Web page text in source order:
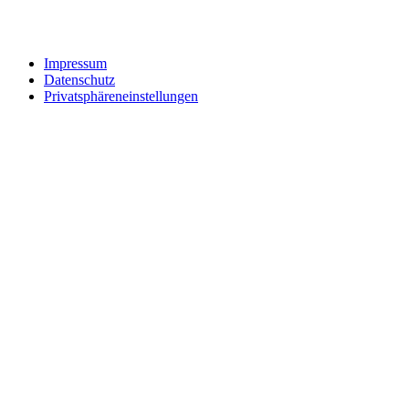
Impressum
Datenschutz
Privatsphäreneinstellungen